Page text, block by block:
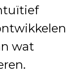
wat